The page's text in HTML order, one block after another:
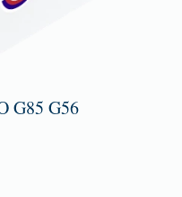
G85 G56